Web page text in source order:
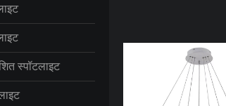
स्पॉटलाइट